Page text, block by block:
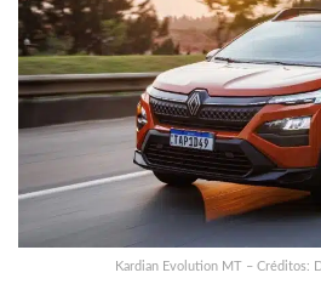
Kardian Evolution MT – Créditos: